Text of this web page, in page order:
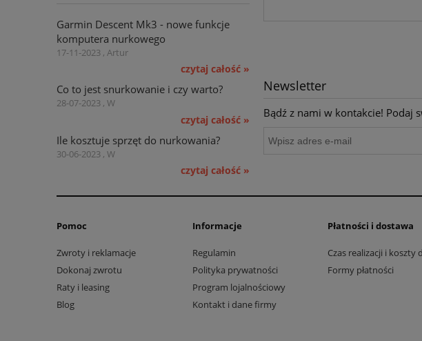
Garmin Descent Mk3 - nowe funkcje
komputera nurkowego
17-11-2023 , Artur
czytaj całość »
Co to jest snurkowanie i czy warto?
28-07-2023 , W
czytaj całość »
Ile kosztuje sprzęt do nurkowania?
30-06-2023 , W
czytaj całość »
Newsletter
Bądź z nami w kontakcie! Podaj
Pomoc
Zwroty i reklamacje
Dokonaj zwrotu
Raty i leasing
Blog
Informacje
Regulamin
Polityka prywatności
Program lojalnościowy
Kontakt i dane firmy
Płatności i dostawa
Czas realizacji i koszty
Formy płatności